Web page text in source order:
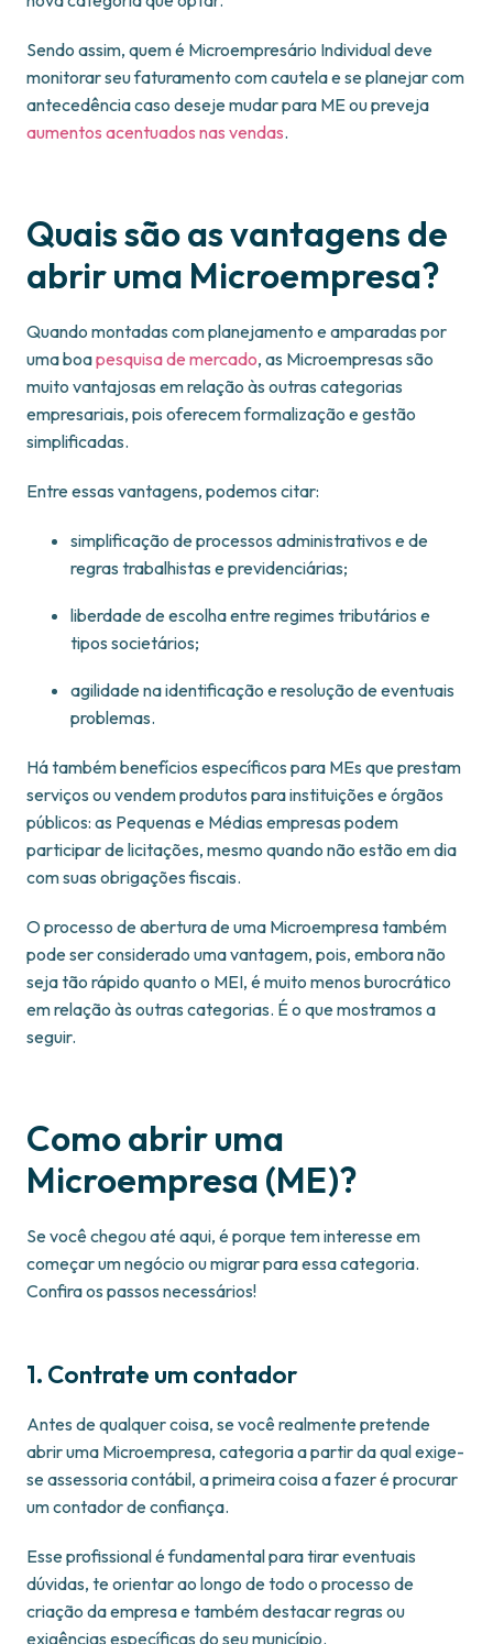
Sendo assim, quem é Microempresário Individual deve
monitorar seu faturamento com cautela e se planejar com
antecedência caso deseje mudar para ME ou preveja
aumentos acentuados nas vendas.
Quais são as vantagens de
abrir uma Microempresa?
Quando montadas com planejamento e amparadas por
uma boapesquisa de mercado, as Microempresas são
muito vantajosas em relação às outras categorias
empresariais, pois oferecem formalização e gestão
simplificadas.
Entre essas vantagens, podemos citar:
simplificação de processos administrativos e de
regras trabalhistas e previdenciárias;
liberdade de escolha entre regimes tributários e
tipos societários;
agilidade na identificação e resolução de eventuais
problemas.
Há também benefícios específicos para MEs que prestam
serviços ou vendem produtos para instituições e órgãos
públicos: as Pequenas e Médias empresas podem
participar de licitações, mesmo quando não estão em dia
com suas obrigações fiscais.
O processo de abertura de uma Microempresa também
pode ser considerado uma vantagem, pois, embora não
seja tão rápido quanto o MEI, é muito menos burocrático
em relação às outras categorias. É o que mostramos a
seguir.
Como abrir uma
Microempresa (ME)?
Se você chegou até aqui, é porque tem interesse em
começar um negócio ou migrar para essa categoria.
Confira os passos necessários!
1. Contrate um contador
Antes de qualquer coisa, se você realmente pretende
abrir uma Microempresa, categoria a partir da qual exige-
se assessoria contábil, a primeira coisa a fazer é procurar
um contador de confiança.
Esse profissional é fundamental para tirar eventuais
dúvidas, te orientar ao longo de todo o processo de
criação da empresa e também destacar regras ou
exigências específicas do seu município.